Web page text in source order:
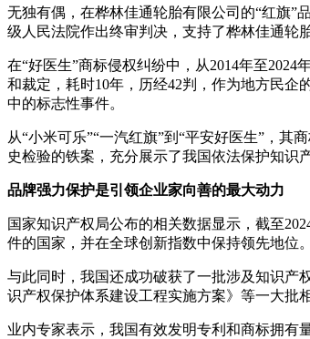
无独有偶，在桦林佳通轮胎有限公司的“红旗”
级人民法院作出终审判决，支持了桦林佳通轮
在“好医生”商标侵权纠纷中，从2014年至
和裁定，耗时10年，历经42判，作为地方民企
中的标志性事件。
从“小米可乐”“一汽红旗”到“平安好医生”，
史检验的铁案，充分展示了我国依法保护知识
品牌强力保护是引领企业家向善的最大动力
国家知识产权局公布的相关数据显示，截至
件的国家，并在全球创新指数中保持领先地位。
与此同时，我国还成功破获了一批涉及知识产
识产权保护体系建设工程实施方案》等一大批
业内专家表示，我国有效发明专利和商标拥有